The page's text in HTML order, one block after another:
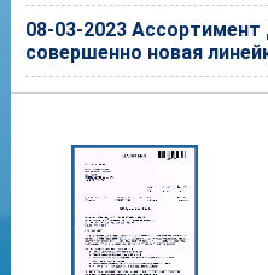
08-03-2023
совершенно новая